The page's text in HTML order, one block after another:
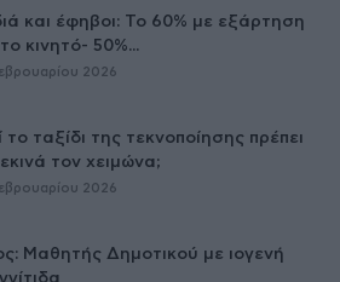
και έφηβοι: Το 60% με εξάρτηση
κινητό- 50%...
2026
το ταξίδι της τεκνοποίησης πρέπει
τον χειμώνα;
2026
Μαθητής Δημοτικού με ιογενή